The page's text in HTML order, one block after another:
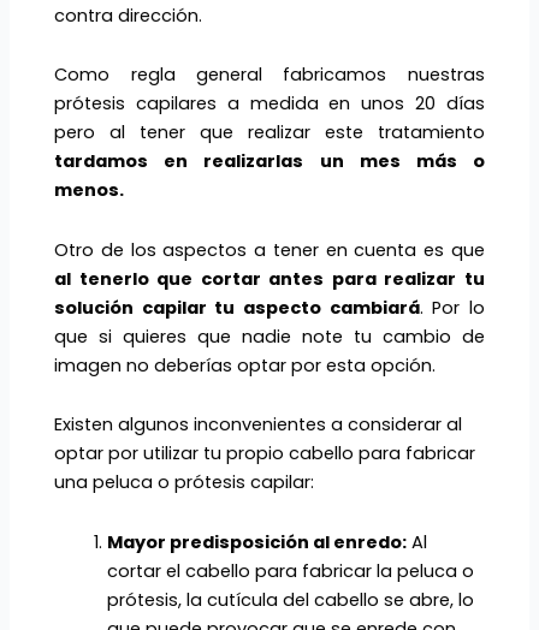
contra dirección.
Como regla general fabricamos nuestras
prótesis capilares a medida en unos 20 días
pero al tener que realizar este tratamiento
tardamos en realizarlas un mes más o
menos.
Otro de los aspectos a tener en cuenta es que
al tenerlo que cortar antes para realizar tu
solución capilar tu aspecto cambiará. Por lo
que si quieres que nadie note tu cambio de
imagen no deberías optar por esta opción.
Existen algunos inconvenientes a considerar al
optar por utilizar tu propio cabello para fabricar
una peluca o prótesis capilar:
Mayor predisposición al enredo:Al
cortar el cabello para fabricar la peluca o
prótesis, la cutícula del cabello se abre, lo